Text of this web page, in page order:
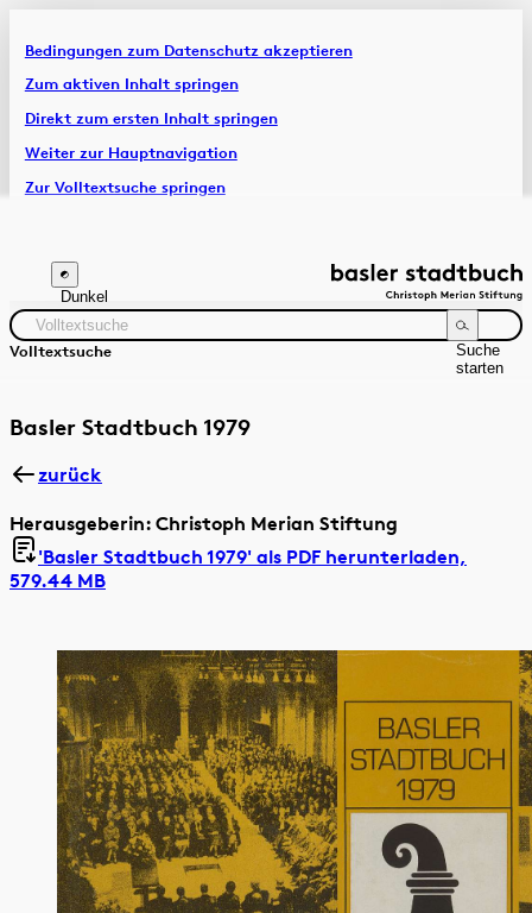
Bedingungen zum Datenschutz akzeptieren
Zum aktiven Inhalt springen
Direkt zum ersten Inhalt springen
Weiter zur Hauptnavigation
Zur Volltextsuche springen
Artikel & Dossiers
Chronik
Dunkel
Volltextsuche
Suche
starten
Zeitraum Autor:in
Basler Stadtbuch 1979
zurück
Herausgeberin: Christoph Merian Stiftung
'Basler Stadtbuch 1979' als PDF herunterladen,
579.44 MB